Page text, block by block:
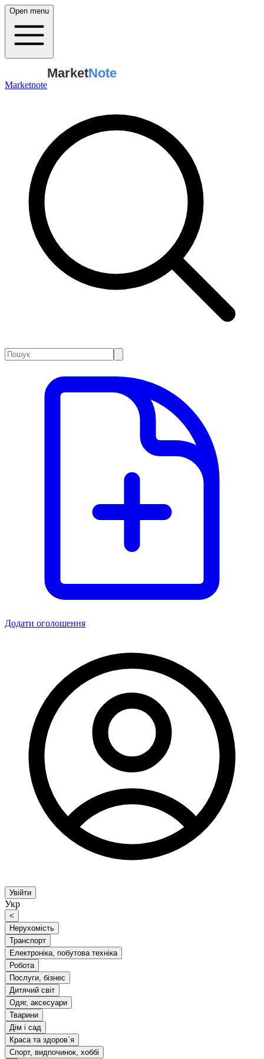
Open menu
Marketnote
MarketNote
Додати оголошення
Увійти
Укр
<
Нерухомість
Транспорт
Електроніка, побутова техніка
Робота
Послуги, бізнес
Дитячий світ
Одяг, аксесуари
Тварини
Дім і сад
Краса та здоров`я
Спорт, видпочинок, хоббі